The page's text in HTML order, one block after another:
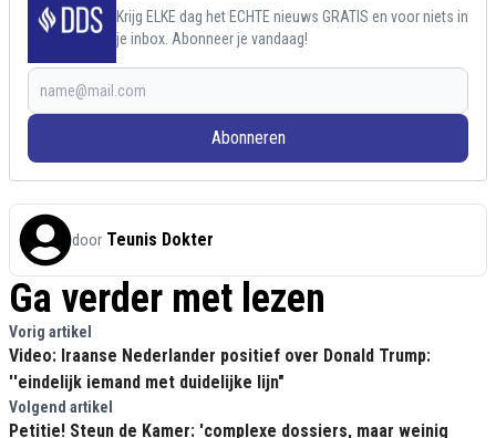
Krijg ELKE dag het ECHTE nieuws GRATIS en voor niets in
je inbox. Abonneer je vandaag!
Abonneren
door Teunis Dokter
Ga verder met lezen
Vorig artikel
Video: Iraanse Nederlander positief over Donald Trump:
''eindelijk iemand met duidelijke lijn"
Volgend artikel
Petitie! Steun de Kamer: 'complexe dossiers, maar weinig